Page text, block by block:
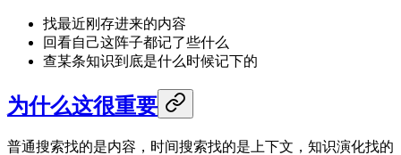
找最近刚存进来的内容
回看自己这阵子都记了些什么
查某条知识到底是什么时候记下的
为什么这很重要
普通搜索找的是内容，时间搜索找的是上下文，知识演化找的